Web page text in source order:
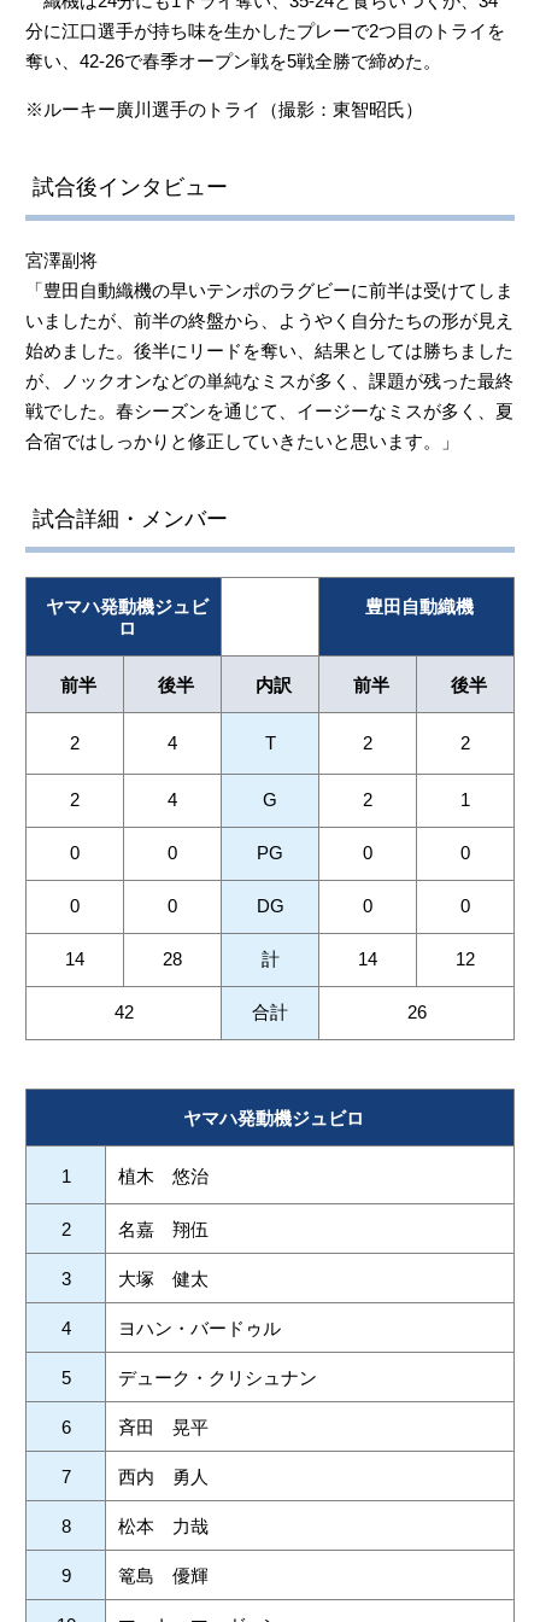
分に江口選手が持ち味を生かしたプレーで2つ目のトライを
奪い、42-26で春季オープン戦を5戦全勝で締めた。
※ルーキー廣川選手のトライ（撮影：東智昭氏）
試合後インタビュー
宮澤副将
「豊田自動織機の早いテンポのラグビーに前半は受けてしま
いましたが、前半の終盤から、ようやく自分たちの形が見え
始めました。後半にリードを奪い、結果としては勝ちました
が、ノックオンなどの単純なミスが多く、課題が残った最終
戦でした。春シーズンを通じて、イージーなミスが多く、夏
合宿ではしっかりと修正していきたいと思います。」
試合詳細・メンバー
ヤマハ発動機ジュビ
ロ
豊田自動織機
前半 後半 内訳 前半 後半
2 4 T 2 2
2 4 G 2 1
0 0 PG 0 0
0 0 DG 0 0
14 28 計 14 12
42 合計 26
ヤマハ発動機ジュビロ
1 植木 悠治
2 名嘉 翔伍
3 大塚 健太
4 ヨハン・バードゥル
5 デューク・クリシュナン
6 斉田 晃平
7 西内 勇人
8 松本 力哉
9 篭島 優輝